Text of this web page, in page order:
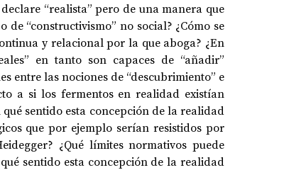
“realista” pero de una manera que
“constructivismo” no social? ¿Cómo se
y relacional por la que aboga? ¿En
en tanto son capaces de “añadir”
entre las nociones de “descubrimiento” e
a si los fermentos en realidad existían
sentido esta concepción de la realidad
que por ejemplo serían resistidos por
¿Qué límites normativos puede
sentido esta concepción de la realidad